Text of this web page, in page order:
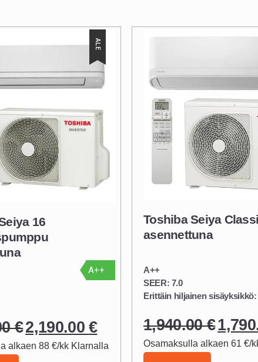
ALE
16
A++
€ Alkuperäinen
hinta
2,190.00€Nykyinen
hinta
alkaen 88 €/kk Klarnalla
Toshiba Seiya
asennettuna
A++
SEER: 7.0
Erittäin hiljainen sisäyksikkö:
1,940.00€
hinta
Osamaksulla alkaen 61 €/